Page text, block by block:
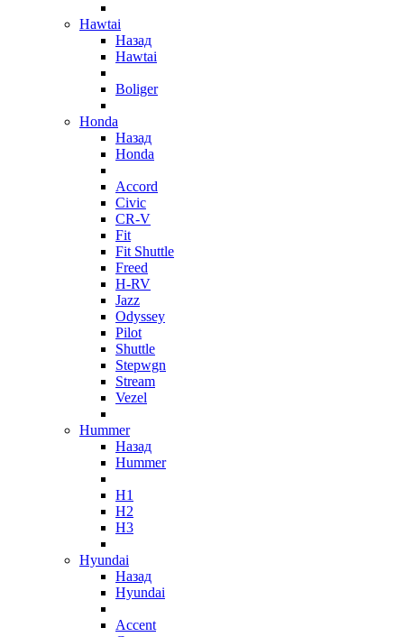
Hawtai
Назад
Hawtai
Boliger
Honda
Назад
Honda
Accord
Civic
CR-V
Fit
Fit Shuttle
Freed
H-RV
Jazz
Odyssey
Pilot
Shuttle
Stepwgn
Stream
Vezel
Hummer
Назад
Hummer
H1
H2
H3
Hyundai
Назад
Hyundai
Accent